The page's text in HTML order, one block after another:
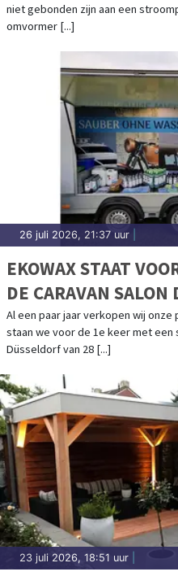
niet gebonden zijn aan een
omvormer [...]
26 juli 2026, 21:37 uur
EKOWAX STAAT
DE CARAVAN
AUGUSTUS T/M 6
Al een paar jaar verkopen wij
staan we voor de 1e keer met een
Düsseldorf van 28 [...]
23 juli 2026, 18:51 uur